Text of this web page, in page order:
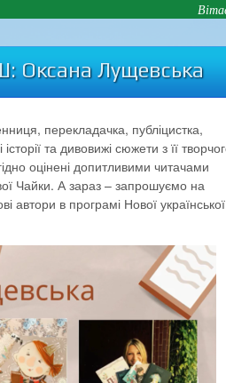
Вітаємо Вас на
Оксана Лущевська
перекладачка, публіцистка,
та дивовижі сюжети з її
оцінені допитливими читачами
Чайки. А зараз – запрошуємо на
автори в програмі Нової української